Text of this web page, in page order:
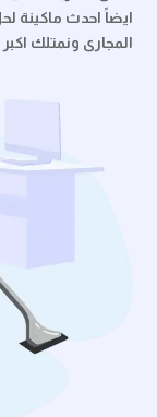
ايضاً احدث ماكينة
المجارى ونمتلك